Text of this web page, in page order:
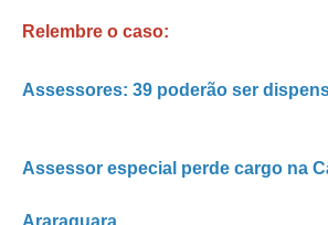
Relembre o caso:
Assessores: 39 poderão ser
Assessor especial perde cargo na
Araraquara